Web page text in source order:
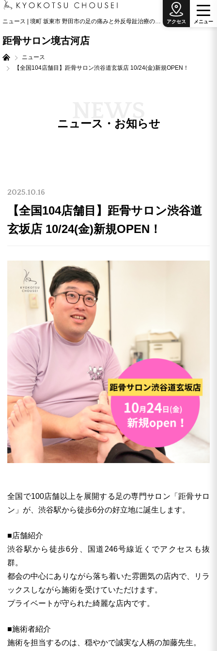
ニュース | 境町 坂東市 野田市の足の痛みと外反母趾治療の専門院
距骨サロン境古河店
ニュース
【全国104店舗目】距骨サロン渋谷道玄坂店 10/24(金)新規OPEN！
メニ ュ ー
アクセス
ニュース・お知らせ
W S
2025.10.16
【全国104店舗目】距骨サロン渋谷道
玄坂店 10/24(金)新規OPEN！
全国で100店舗以上を展開する足の専門サロン「距骨サロ
ン」が、渋谷駅から徒歩6分の好立地に誕生します。
■店舗紹介
渋谷駅から徒歩6分、国道246号線近くでアクセスも抜
群。
都会の中心にありながら落ち着いた雰囲気の店内で、リラ
ックスしながら施術を受けていただけます。
プライベートが守られた綺麗な店内です。
■施術者紹介
施術を担当するのは、穏やかで誠実な人柄の加藤先生。